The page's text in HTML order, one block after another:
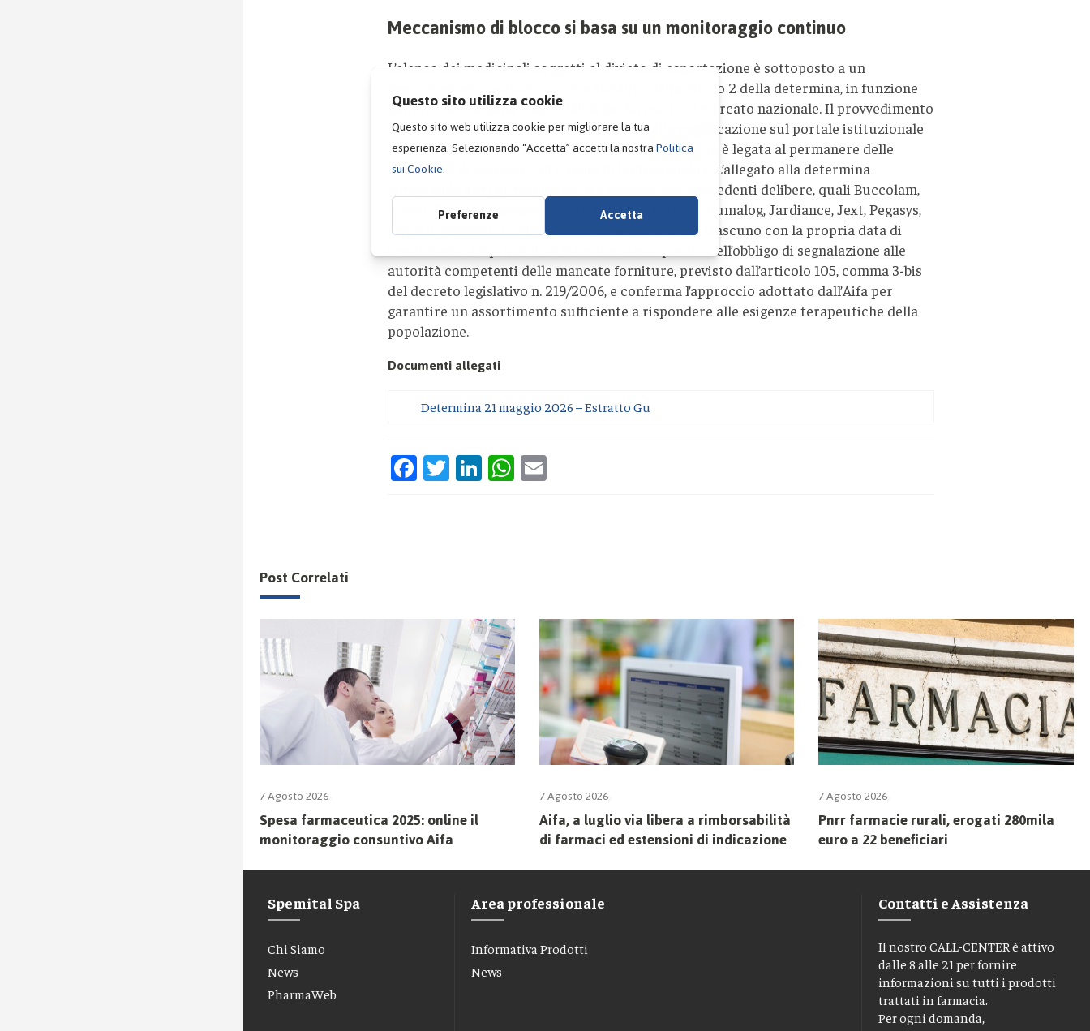
Meccanismo di blocco si basa su un monitoraggio continuo
L’elenco dei medicinali soggetti al divieto di esportazione è sottoposto a un
aggiornamento periodico, come stabilito dall’articolo 2 della determina, in funzione
dell’evoluzione della disponibilità dei farmaci sul mercato nazionale. Il provvedimento
è divenuto efficace dal giorno successivo alla pubblicazione sul portale istituzionale
dell’Aifa, avvenuta il 21 maggio 2026, e la sua validità è legata al permanere delle
condizioni di carenza o di rischio di indisponibilità. L’allegato alla determina
comprende altri principi attivi già bloccati con precedenti delibere, quali Buccolam,
Creon, Depakin, Envarsus, Fastjekt, Fiasp, Forxiga, Humalog, Jardiance, Jext, Pegasys,
Rivotril, Sinemet, Trimbow e Ventolin, tra gli altri, ciascuno con la propria data di
inserimento. La procedura si inserisce nel quadro dell’obbligo di segnalazione alle
autorità competenti delle mancate forniture, previsto dall’articolo 105, comma 3-bis
del decreto legislativo n. 219/2006, e conferma l’approccio adottato dall’Aifa per
garantire un assortimento sufficiente a rispondere alle esigenze terapeutiche della
popolazione.
Documenti allegati
Determina 21 maggio 2026 – Estratto Gu
Facebook
TwitterLinkedInWhatsApp
Post Correlati
7 Agosto 2026
Spesa farmaceutica 2025: online il
monitoraggio consuntivo Aifa
7 Agosto 2026
Aifa, a luglio via libera a rimborsabilità
di farmaci ed estensioni di indicazione
7 Agosto 2026
Pnrr farmacie rurali, erogati 280mila
euro a 22 beneficiari
Spemital Spa
Chi Siamo
News
PharmaWeb
Area professionale
Informativa Prodotti
News
Contatti e Assistenza
Il nostro CALL-CENTER è attivo
dalle 8 alle 21 per fornire
informazioni su tutti i prodotti
trattati in farmacia.
Per ogni domanda,